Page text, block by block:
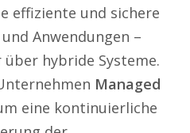
effiziente und sichere
Anwendungen –
hybride Systeme.
Managed
eine kontinuierliche